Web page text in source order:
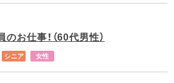
お仕事！（60代男性）
シニア 女性